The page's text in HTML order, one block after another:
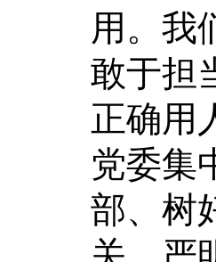
用。我
敢于担
正确用
党委集
部、树